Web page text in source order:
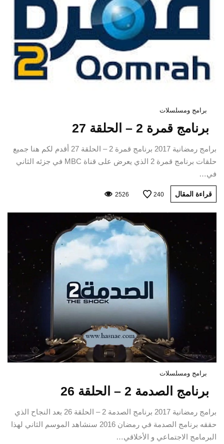
برامج ومسلسلات
برنامج قمرة 2 – الحلقة 27
برامج رمضانية 2017 برنامج قمرة 2 – الحلقة 27 أقدم لكم هنا جميع
حلقات برنامج قمرة 2 الذي يعرض على قناة MBC في جزئه الثاني
في…
قراءة المقال 240
2526
برامج ومسلسلات
برنامج الصدمة 2 – الحلقة 26
برامج رمضانية 2017 برنامج الصدمة 2 – الحلقة 26 بعد النجاح الذي
حققه برنامج الصدمة في رمضان 2016 سنشاهد الموسم الثاني لهذا
البرمامج الاجتماعي و الأخلاقي…